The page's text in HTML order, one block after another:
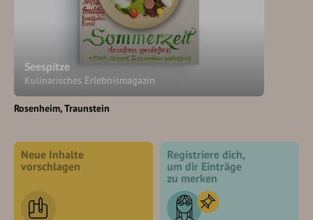
Seespitze
Kulinarisches Erlebnismagazin
Rosenheim Traunstein
Neue Inhalte
vorschlagen
Registriere dich,
um dir Einträge
zu merken